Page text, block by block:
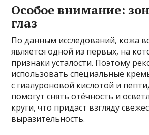
Особое внимание:
глаз
По данным исследований, кожа
является одной из первых, на
признаки усталости. Поэтому
использовать специальные
с гиалуроновой кислотой и
помогут снять отёчность и
круги, что придаст взгляду
выразительность.